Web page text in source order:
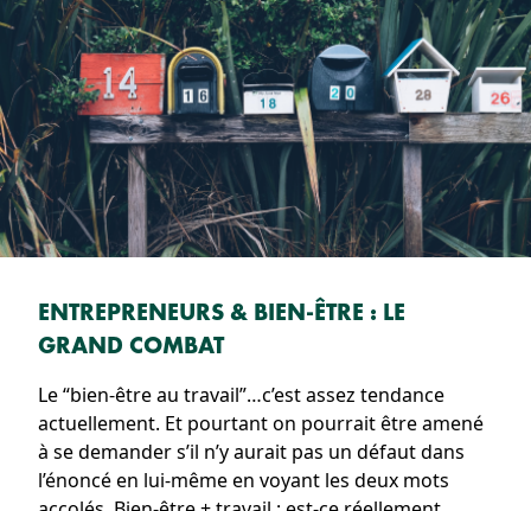
ENTREPRENEURS & BIEN-ÊTRE : LE
GRAND COMBAT
Le “bien-être au travail”…c’est assez tendance
actuellement. Et pourtant on pourrait être amené
à se demander s’il n’y aurait pas un défaut dans
l’énoncé en lui-même en voyant les deux mots